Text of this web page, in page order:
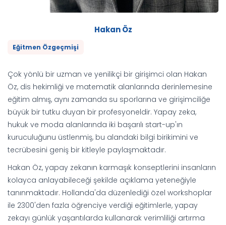
Hakan Öz
Eğitmen Özgeçmişi
Çok yönlü bir uzman ve yenilikçi bir girişimci olan Hakan
Öz, dis hekimliği ve matematik alanlarında derinlemesine
eğitim almış, aynı zamanda su sporlarına ve girişimciliğe
büyük bir tutku duyan bir profesyoneldir. Yapay zeka,
hukuk ve moda alanlarında iki başarılı start-up'ın
kuruculuğunu üstlenmiş, bu alandaki bilgi birikimini ve
tecrübesini geniş bir kitleyle paylaşmaktadır.
Hakan Öz, yapay zekanın karmaşık konseptlerini insanların
kolayca anlayabileceği şekilde açıklama yeteneğiyle
tanınmaktadır. Hollanda'da düzenlediği özel workshoplar
ile 2300'den fazla öğrenciye verdiği eğitimlerle, yapay
zekayı günlük yaşantılarda kullanarak verimliliği artırma